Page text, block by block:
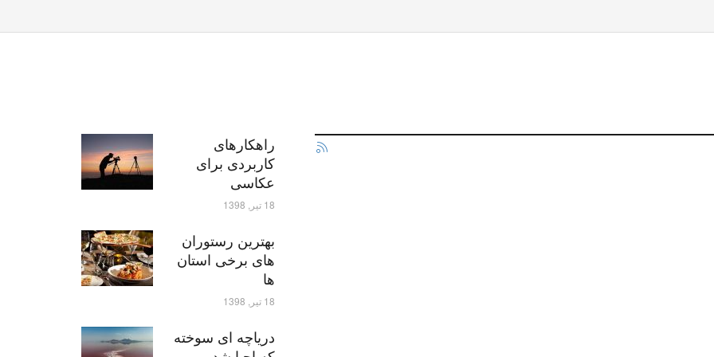
راهکارهای
کاربردی برای
عکاسی
18 تیر, 1398
بهترین رستوران
های برخی استان
ها
18 تیر, 1398
دریاچه ای سوخته